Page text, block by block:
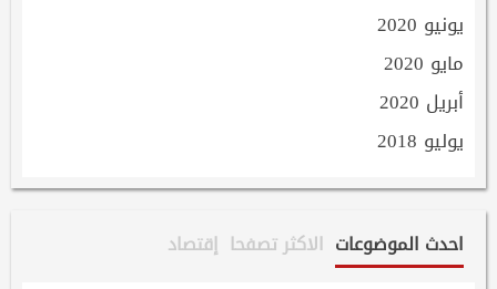
يونيو 2020
مايو 2020
أبريل 2020
يوليو 2018
احدث الموضوعات الاكثر تصفحا إقتصاد